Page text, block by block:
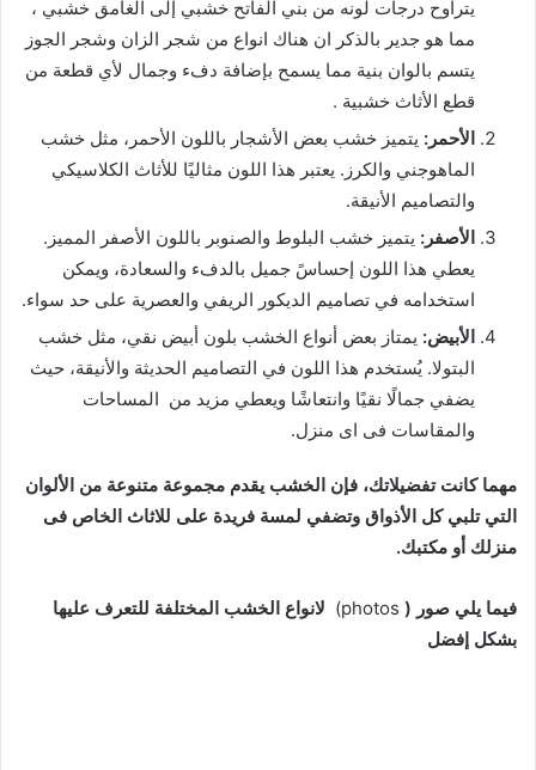
يتراوح درجات لونه من بني الفاتح خشبي إلى الغامق خشبي ،
مما هو جدير بالذكر ان هناك انواع من شجر الزان وشجر الجوز
يتسم بالوان بنية مما يسمح بإضافة دفء وجمال لأي قطعة من
قطع الأثاث خشبية .
الأحمر: يتميز خشب بعض الأشجار باللون الأحمر، مثل خشب
الماهوجني والكرز. يعتبر هذا اللون مثاليًا للأثاث الكلاسيكي
والتصاميم الأنيقة.
الأصفر: يتميز خشب البلوط والصنوبر باللون الأصفر المميز.
يعطي هذا اللون إحساسً جميل بالدفء والسعادة، ويمكن
استخدامه في تصاميم الديكور الريفي والعصرية على حد سواء.
الأبيض: يمتاز بعض أنواع الخشب بلون أبيض نقي، مثل خشب
البتولا. يُستخدم هذا اللون في التصاميم الحديثة والأنيقة، حيث
يضفي جمالًا نقيًا وانتعاشًا ويعطي مزيد من المساحات
والمقاسات فى اى منزل.
مهما كانت تفضيلاتك، فإن الخشب يقدم مجموعة متنوعة من الألوان
التي تلبي كل الأذواق وتضفي لمسة فريدة على للاثاث الخاص فى
منزلك أو مكتبك.
فيما يلي صور ( photos)
لانواع الخشب المختلفة للتعرف عليها
بشكل إفضل